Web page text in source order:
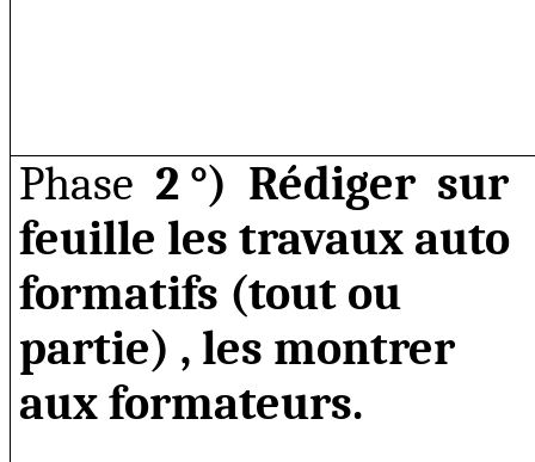
Phase 2 °) Rédiger sur
feuille les travaux auto
formatifs (tout ou
partie) , les montrer
aux formateurs.